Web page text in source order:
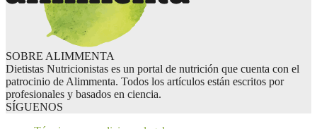
SOBRE ALIMMENTA
Dietistas Nutricionistas es un portal de nutrición que cuenta con el
patrocinio de Alimmenta. Todos los artículos están escritos por
profesionales y basados en ciencia.
SÍGUENOS